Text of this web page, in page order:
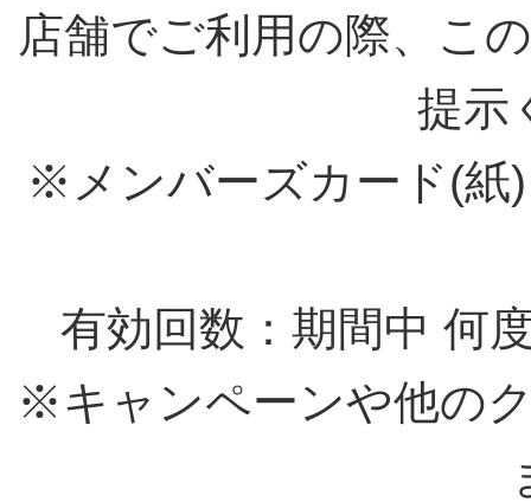
店舗でご利用の際、こ
提示
※メンバーズカード(紙
有効回数：期間中 何
※キャンペーンや他の